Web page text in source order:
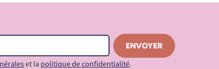
et la politique de confidentialité.